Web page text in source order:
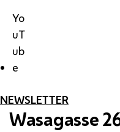
Yo
uT
ub
e
NEWSLETTER
Wasagasse